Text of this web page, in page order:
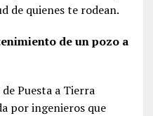
de quienes te rodean.
de un pozo a
Puesta a Tierra
por ingenieros que